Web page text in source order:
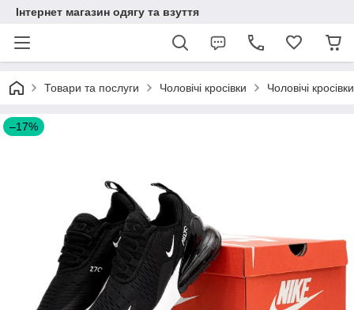
Інтернет магазин одягу та взуття
Товари та послуги Чоловічі кросівки Чоловічі
–17%